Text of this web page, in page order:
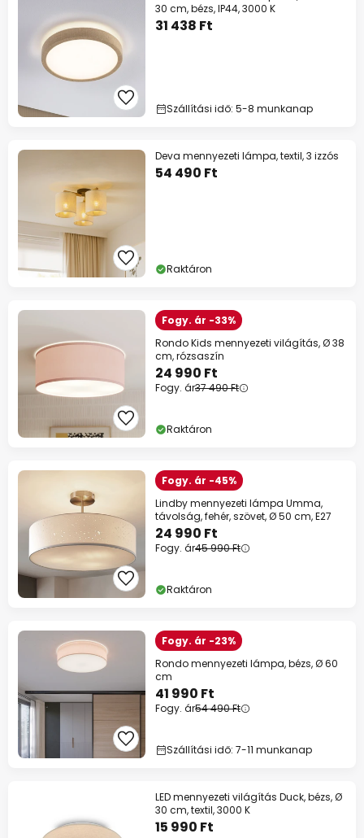
30 cm, bézs, IP44, 3000 K
31 438 Ft
Szállítási idő: 5-8 munkanap
Deva mennyezeti lámpa, textil, 3 izzós
54 490 Ft
Raktáron
Fogy. ár -33%
Rondo Kids mennyezeti világítás, Ø 38
cm, rózsaszín
24 990 Ft
Fogy. ár37 490 Ft
Raktáron
Fogy. ár -45%
Lindby mennyezeti lámpa Umma,
távolság, fehér, szövet, Ø 50 cm, E27
24 990 Ft
Fogy. ár45 990 Ft
Raktáron
Fogy. ár -23%
Rondo mennyezeti lámpa, bézs, Ø 60
cm
41 990 Ft
Fogy. ár54 490 Ft
Szállítási idő: 7-11 munkanap
LED mennyezeti világítás Duck, bézs, Ø
30 cm, textil, 3000 K
15 990 Ft